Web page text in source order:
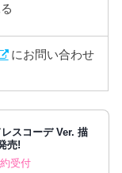
にお問い合わせ
スコーデ Ver. 描
売!
受付